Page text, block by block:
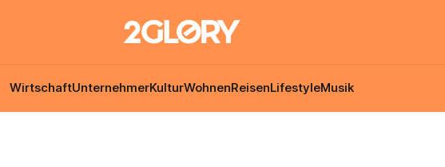
WirtschaftUnternehmerKulturWohnenReisenLifestyleMusik